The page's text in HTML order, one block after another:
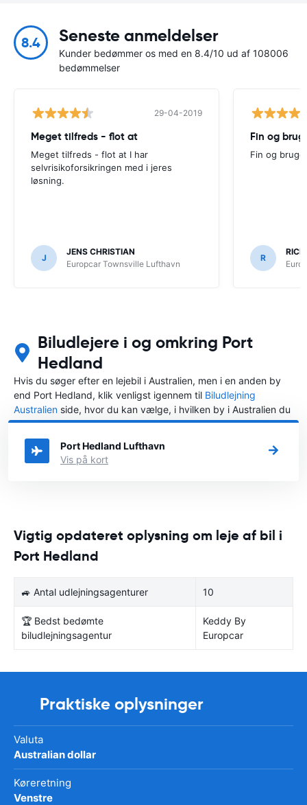
8.4 Seneste anmeldelser
Kunder bedømmer os med en 8.4/10 ud af 108006
bedømmelser
29-04-2019
Meget tilfreds - flot at
Meget tilfreds - flot at I har
selvrisikoforsikringen med i jeres
løsning.
J
JENS CHRISTIAN
Europcar Townsville Lufthavn
Fin og
Fin og
R
Biludlejere i og omkring Port
Hedland
Hvis du søger efter en lejebil i Australien, men i en anden by
end Port Hedland, klik venligst igennem til Biludlejning
Australien side, hvor du kan vælge, i hvilken by i Australien du
ønsker at leje en bil.
Port Hedland Lufthavn
Vis på kort
Vigtig opdateret oplysning om leje af bil i
Port Hedland
🚙 Antal udlejningsagenturer 10
🏆 Bedst bedømte
biludlejningsagentur
Keddy By
Europcar
Praktiske oplysninger
Valuta
Australian dollar
Køreretning
Venstre